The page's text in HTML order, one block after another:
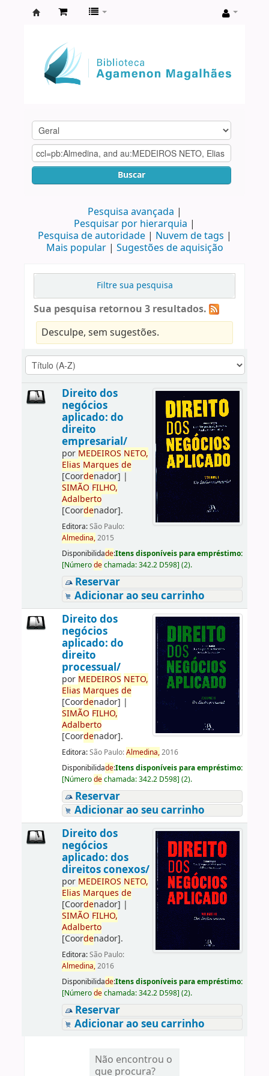
Agamenon
Magalhães
Buscar
Pesquisa avançada
Pesquisar por hierarquia
Pesquisa de autoridade
Nuvem de tags
Mais popular
Sugestões de aquisição
Filtre sua pesquisa
Sua pesquisa retornou 3 resultados.
Desculpe, sem sugestões.
Direito dos
negócios
aplicado: do
direito
empresarial/
por MEDEIROS NETO,
Elias Marques de
[Coordenador] |
SIMÃO FILHO,
Adalberto
[Coordenador].
Editora:São Paulo:
Almedina,2015
Disponibilidade:Itens disponíveis para empréstimo:
[Númerodechamada:342.2 D598] (2).
Reservar
Adicionar ao seu carrinho
Direito dos
negócios
aplicado: do
direito
processual/
por MEDEIROS NETO,
Elias Marques de
[Coordenador] |
SIMÃO FILHO,
Adalberto
[Coordenador].
Editora:São Paulo:Almedina,2016
Disponibilidade:Itens disponíveis para empréstimo:
[Númerodechamada:342.2 D598] (2).
Reservar
Adicionar ao seu carrinho
Direito dos
negócios
aplicado: dos
direitos conexos/
por MEDEIROS NETO,
Elias Marques de
[Coordenador] |
SIMÃO FILHO,
Adalberto
[Coordenador].
Editora:São Paulo:
Almedina,2016
Disponibilidade:Itens disponíveis para empréstimo:
[Númerodechamada:342.2 D598] (2).
Reservar
Adicionar ao seu carrinho
Não encontrou o
que procura?